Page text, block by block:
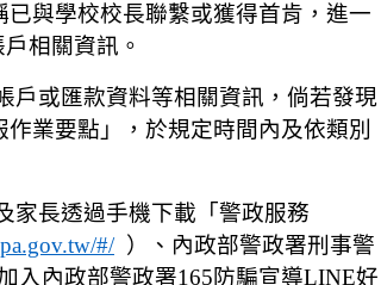
與學校校長聯繫或獲得首肯，進一
相關資訊。
戶或匯款資料等相關資訊，倘若發現
業要點」，於規定時間內及依類別
家長透過手機下載「警政服務
#/）、內政部警政署刑事警
入內政部警政署165防騙宣導LINE好